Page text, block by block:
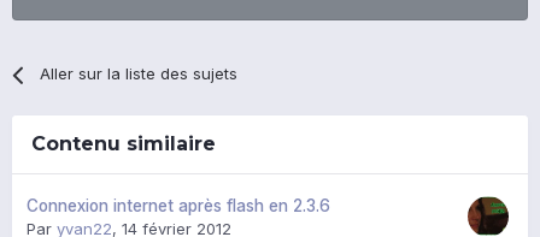
Aller sur la liste des sujets
Contenu similaire
Connexion internet après flash en 2.3.6
Par yvan22, 14 février 2012